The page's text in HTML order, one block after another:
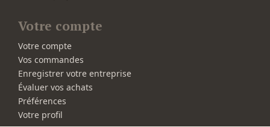
Votre compte
Votre compte
Vos commandes
Enregistrer votre entreprise
Évaluer vos achats
Préférences
Votre profil